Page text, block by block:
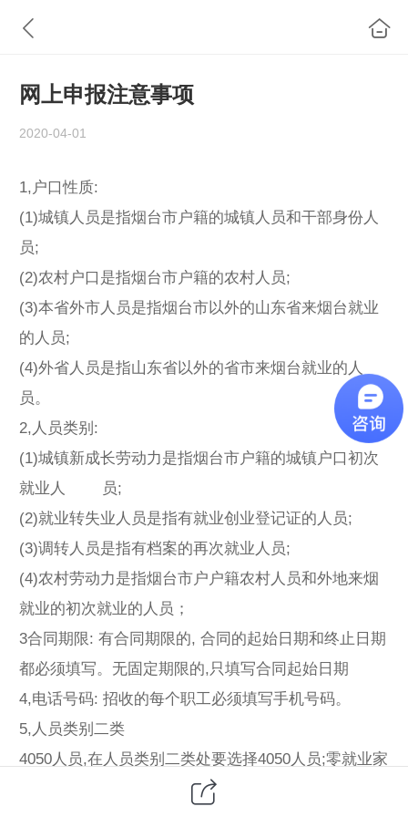
网上申报注意事项
2020-04-01
1,户口性质:
(1)城镇人员是指烟台市户籍的城镇人员和干部身份人
员;
(2)农村户口是指烟台市户籍的农村人员;
(3)本省外市人员是指烟台市以外的山东省来烟台就业
的人员;
(4)外省人员是指山东省以外的省市来烟台就业的人
员。
2,人员类别:
(1)城镇新成长劳动力是指烟台市户籍的城镇户口初次
就业人 员;
(2)就业转失业人员是指有就业创业登记证的人员;
(3)调转人员是指有档案的再次就业人员;
(4)农村劳动力是指烟台市户户籍农村人员和外地来烟
就业的初次就业的人员；
3合同期限: 有合同期限的, 合同的起始日期和终止日期
都必须填写。无固定期限的,只填写合同起始日期
4,电话号码: 招收的每个职工必须填写手机号码。
5,人员类别二类
4050人员,在人员类别二类处要选择4050人员;零就业家
庭,在人员类别二处选握就业困难人员;其他不必填